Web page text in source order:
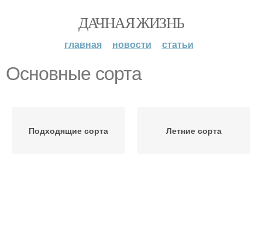
ДАЧНАЯ ЖИЗНЬ
главная новости статьи
Основные сорта
Подходящие сорта Летние сорта